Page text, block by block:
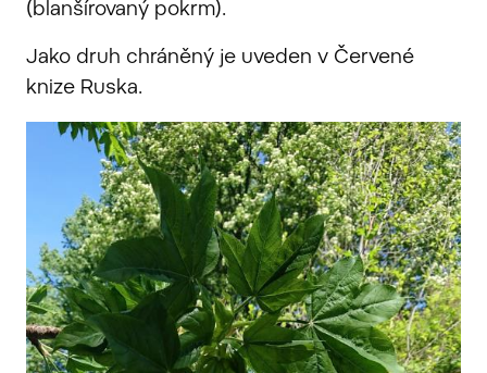
(blanšírovaný pokrm).
Jako druh chráněný je uveden v Červené
knize Ruska.